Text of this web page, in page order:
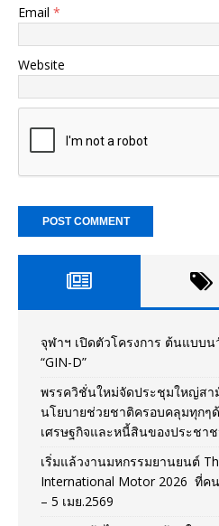
Email *
Website
จุฬาฯ เปิดตัวโครงการ ต้นแบบ
“GIN-D”
พรรควิชั่นใหม่จัดประชุมใหญ่สา
นโยบายช่วยชาติครอบคลุมทุกๆ
เศรษฐกิจและหนี้สินของประชาช
เริ่มแล้วงานมหกรรมยานยนต์
International Motor 2026 ที่ค
– 5 เมย.2569